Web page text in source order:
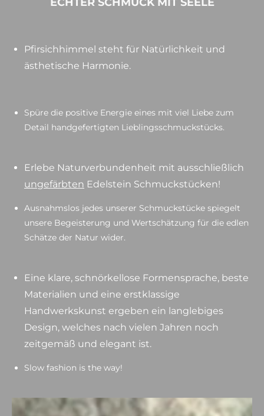
Pfirsichhimmel steht für Natürlichkeit und
ästhetische Harmonie.
Spüre die positive Energie eines mit viel Liebe zum
Detail handgefertigten Lieblingsschmuckstücks.
Erlebe Naturverbundenheit mit ausschließlich
ungefärbten Edelstein Schmuckstücken!
Ausnahmslos jedes unserer Schmuckstücke spiegelt
unsere Begeisterung und Wertschätzung für die edlen
Schätze der Natur wider.
Eine klare, schnörkellose Formensprache, beste
Materialien und eine erstklassige
Handwerkskunst ergeben ein langlebiges
Design, welches nach vielen Jahren noch
zeitgemäß und elegant ist.
Slow fashion is the way!